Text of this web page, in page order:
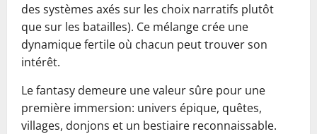
des systèmes axés sur les choix narratifs plutôt
que sur les batailles). Ce mélange crée une
dynamique fertile où chacun peut trouver son
intérêt.
Le fantasy demeure une valeur sûre pour une
première immersion: univers épique, quêtes,
villages, donjons et un bestiaire reconnaissable.